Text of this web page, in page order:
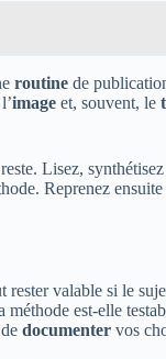
routine de
image et, souvent, le
Lisez,
Reprenez
valable si le
est-elle
documenter vos